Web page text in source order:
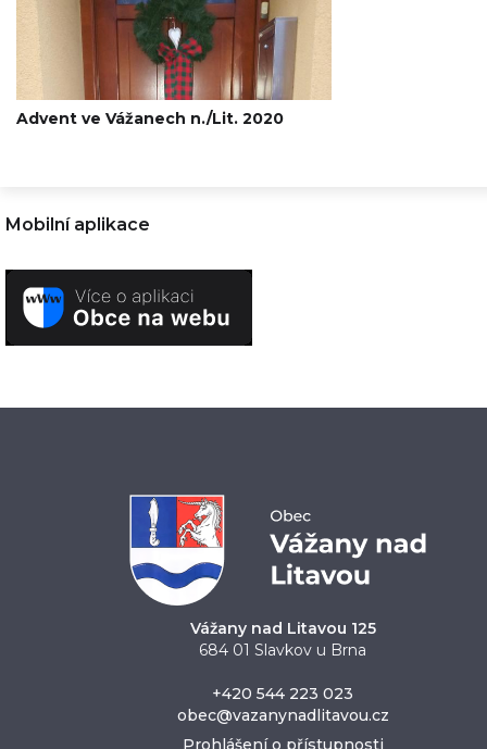
Advent ve Vážanech n./Lit. 2020
Mobilní aplikace
Vážany nad Litavou 125
684 01 Slavkov u Brna
+420 544 223 023
obec@vazanynadlitavou.cz
Prohlášení o přístupnosti